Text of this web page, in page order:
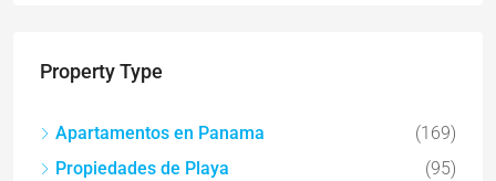
Property Type
Apartamentos en Panama
(169)
Propiedades de Playa
(95)